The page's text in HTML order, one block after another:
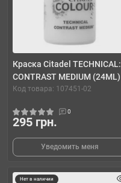
Краска Citadel TECHNICAL:
CONTRAST MEDIUM (24ML)
Код товара: 107451-02
0
295 грн.
Уведомить меня
Нет в наличии